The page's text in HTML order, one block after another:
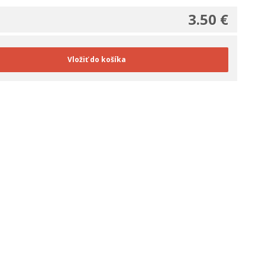
3.50 €
Vložiť do košíka